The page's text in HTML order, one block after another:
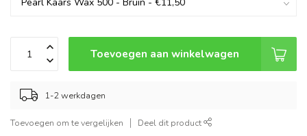
Toevoegen aan winkelwagen
1-2 werkdagen
Toevoegen om te vergelijken Deel dit product